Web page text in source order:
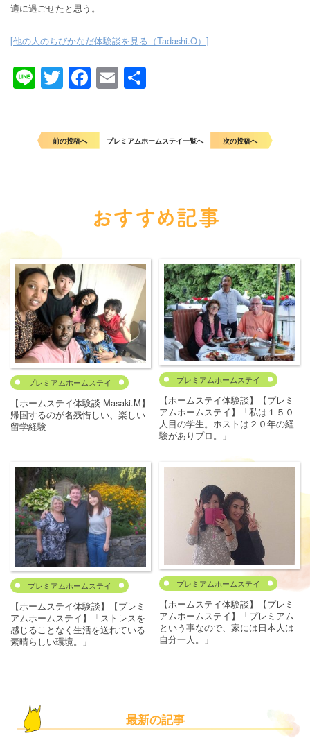
適に過ごせたと思う。
[他の人のちびかなだ体験談を見る（Tadashi.O）]
LineTwitter
Facebook
Email
前の投稿へ プレミアムホームステイ一覧へ 次の投稿へ
おすすめ記事
プレミアムホームステイ
【ホームステイ体験談 Masaki.M】
帰国するのが名残惜しい、楽しい
留学経験
プレミアムホームステイ
【ホームステイ体験談】【プレミ
アムホームステイ】「私は１５０
人目の学生。ホストは２０年の経
験がありプロ。」
プレミアムホームステイ
【ホームステイ体験談】【プレミ
アムホームステイ】「ストレスを
感じることなく生活を送れている
素晴らしい環境。」
プレミアムホームステイ
【ホームステイ体験談】【プレミ
アムホームステイ】「プレミアム
という事なので、家には日本人は
自分一人。」
最新の記事